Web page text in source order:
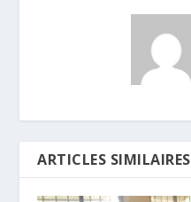
ARTICLES SIMILAIRES